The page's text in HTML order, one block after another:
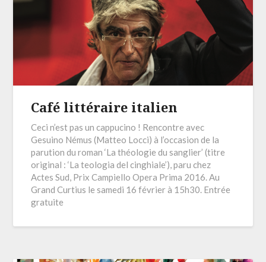
Café littéraire italien
Ceci n’est pas un cappucino ! Rencontre avec
Gesuino Némus (Matteo Locci) à l’occasion de la
parution du roman ‘La théologie du sanglier’ (titre
original : ‘La teologia del cinghiale’), paru chez
Actes Sud, Prix Campiello Opera Prima 2016. Au
Grand Curtius le samedi 16 février à 15h30. Entrée
gratuite